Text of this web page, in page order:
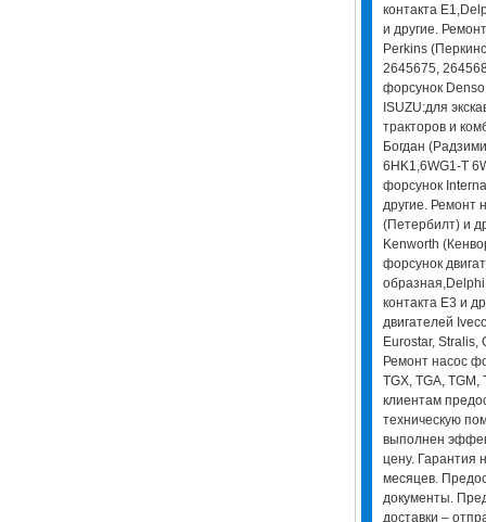
контакта
и другие.
Perkins
2645675,
форсунок
ISUZU:для
тракторов и
Богдан
6HK1,6WG1-T
форсунок
другие. Ремонт
(Петербилт) и
Kenworth
форсунок
контакта E3 и
двигателей
Eurostar, Stralis,
Ремонт насос
TGX, TGA, TGM,
клиентам
техническую
выполнен
цену. Гарантия
месяцев.
документы.
доставки –